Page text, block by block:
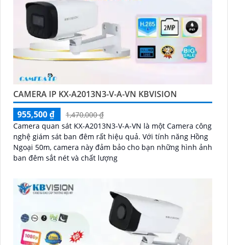
CAMERA IP KX-A2013N3-V-A-VN KBVISION
955,500 ₫
1,470,000 ₫
Camera quan sát KX-A2013N3-V-A-VN là một Camera công
nghệ giám sát ban đêm rất hiệu quả. Với tính năng Hồng
Ngoại 50m, camera này đảm bảo cho bạn những hình ảnh
ban đêm sắt nét và chất lượng